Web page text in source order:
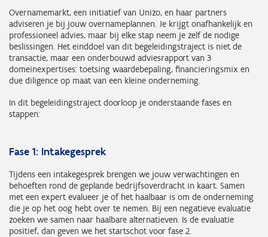
Overnamemarkt, een initiatief van Unizo, en haar partners
adviseren je bij jouw overnameplannen. Je krijgt onafhankelijk en
professioneel advies, maar bij elke stap neem je zelf de nodige
beslissingen. Het einddoel van dit begeleidingstraject is niet de
transactie, maar een onderbouwd adviesrapport van 3
domeinexpertises: toetsing waardebepaling, financieringsmix en
due diligence op maat van een kleine onderneming.
In dit begeleidingstraject doorloop je onderstaande fases en
stappen:
Fase 1: Intakegesprek
Tijdens een intakegesprek brengen we jouw verwachtingen en
behoeften rond de geplande bedrijfsoverdracht in kaart. Samen
met een expert evalueer je of het haalbaar is om de onderneming
die je op het oog hebt over te nemen. Bij een negatieve evaluatie
zoeken we samen naar haalbare alternatieven. Is de evaluatie
positief, dan geven we het startschot voor fase 2.